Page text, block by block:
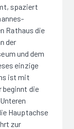
spaziert
Rathaus die
der
und dem
einzige
ist mit
beginnt die
Hauptachse
zur